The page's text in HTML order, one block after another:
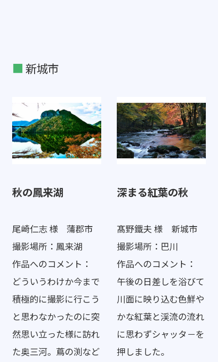
新城市
秋の鳳来湖
尾崎仁志 様 蒲郡市
撮影場所：鳳来湖
作品へのコメント：
どういうわけか今まで
積極的に撮影に行こう
と思わなかったのに突
然思い立った様に訪れ
た奥三河。蔦の渕など
深まる紅葉の秋
髙野鐵夫 様 新城市
撮影場所：巴川
作品へのコメント：
午後の日差しを浴びて
川面に映り込む色鮮や
かな紅葉と渓流の流れ
に思わずシャッタ－を
押しました。